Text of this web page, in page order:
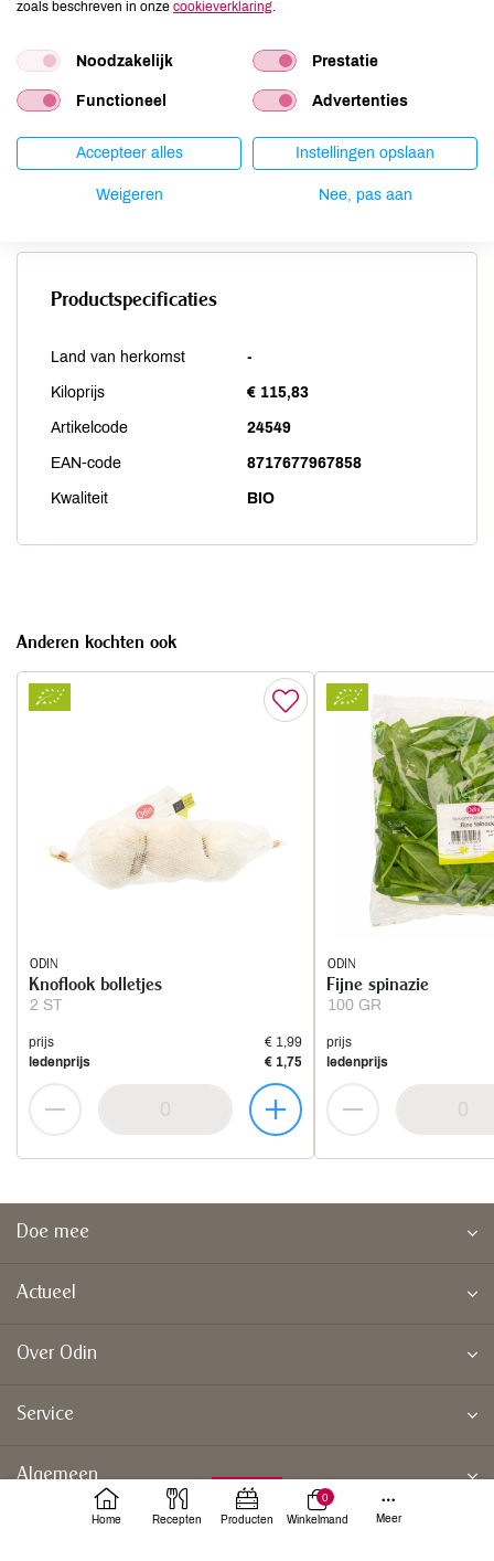
Selderij
niet aanwezig
Soja
niet aanwezig
Vis
niet aanwezig
Weekdieren
niet aanwezig
Zwaveldioxide / sulfieten
niet aanwezig
Productspecificaties
Land van herkomst -
Kiloprijs € 115,83
Artikelcode 24549
EAN-code 8717677967858
Kwaliteit BIO
Anderen kochten ook
ODIN
2 ST
Knoflook bolletjes
prijs
€ 1,99
ledenprijs
€ 1,75
ODIN
100 GR
Fijne spinazie
prijs
ledenprijs
Doe mee
Actueel
Over Odin
Service
Algemeen
Home Recepten Producten
0
Winkelmand
Meer
zoals beschreven in onze cookieverklaring.
Noodzakelijk Prestatie
Functioneel Advertenties
Accepteer alles Instellingen opslaan
Weigeren Nee, pas aan